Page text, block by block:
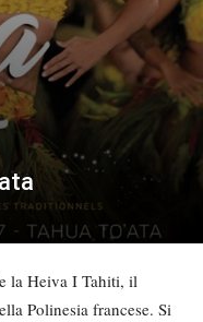
la Heiva I Tahiti, il
Polinesia francese. Si